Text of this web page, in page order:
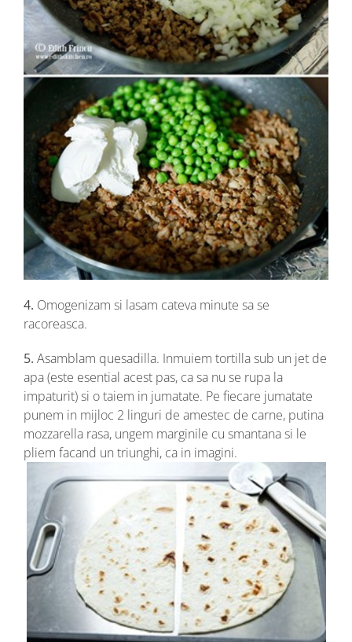
4. Omogenizam si lasam cateva minute sa se
racoreasca.
5. Asamblam quesadilla. Inmuiem tortilla sub un jet de
apa (este esential acest pas, ca sa nu se rupa la
impaturit) si o taiem in jumatate. Pe fiecare jumatate
punem in mijloc 2 linguri de amestec de carne, putina
mozzarella rasa, ungem marginile cu smantana si le
pliem facand un triunghi, ca in imagini.